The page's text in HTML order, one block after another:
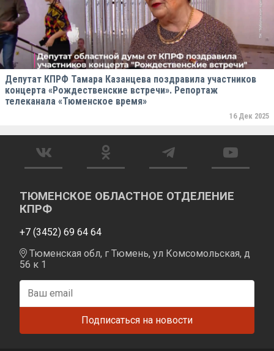
Депутат КПРФ Тамара Казанцева поздравила участников
концерта «Рождественские встречи». Репортаж
телеканала «Тюменское время»
16 Дек 2025
ТЮМЕНСКОЕ ОБЛАСТНОЕ ОТДЕЛЕНИЕ
КПРФ
+7 (3452) 69 64 64
Тюменская обл, г Тюмень, ул Комсомольская, д
56 к 1